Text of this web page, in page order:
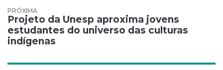
Projeto da Unesp aproxima jovens
estudantes do universo das culturas
indígenas